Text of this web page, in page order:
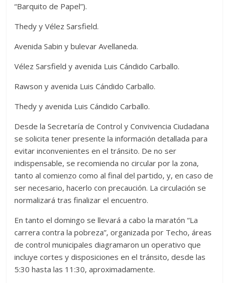
“Barquito de Papel”).
Thedy y Vélez Sarsfield.
Avenida Sabin y bulevar Avellaneda.
Vélez Sarsfield y avenida Luis Cándido Carballo.
Rawson y avenida Luis Cándido Carballo.
Thedy y avenida Luis Cándido Carballo.
Desde la Secretaría de Control y Convivencia Ciudadana
se solicita tener presente la información detallada para
evitar inconvenientes en el tránsito. De no ser
indispensable, se recomienda no circular por la zona,
tanto al comienzo como al final del partido, y, en caso de
ser necesario, hacerlo con precaución. La circulación se
normalizará tras finalizar el encuentro.
En tanto el domingo se llevará a cabo la maratón “La
carrera contra la pobreza”, organizada por Techo, áreas
de control municipales diagramaron un operativo que
incluye cortes y disposiciones en el tránsito, desde las
5:30 hasta las 11:30, aproximadamente.